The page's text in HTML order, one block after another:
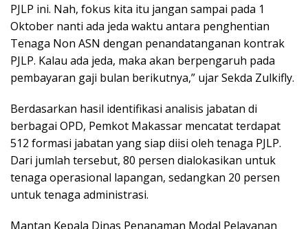
PJLP ini. Nah, fokus kita itu jangan sampai pada 1
Oktober nanti ada jeda waktu antara penghentian
Tenaga Non ASN dengan penandatanganan kontrak
PJLP. Kalau ada jeda, maka akan berpengaruh pada
pembayaran gaji bulan berikutnya,” ujar Sekda Zulkifly.
Berdasarkan hasil identifikasi analisis jabatan di
berbagai OPD, Pemkot Makassar mencatat terdapat
512 formasi jabatan yang siap diisi oleh tenaga PJLP.
Dari jumlah tersebut, 80 persen dialokasikan untuk
tenaga operasional lapangan, sedangkan 20 persen
untuk tenaga administrasi.
Mantan Kepala Dinas Penanaman Modal Pelayanan